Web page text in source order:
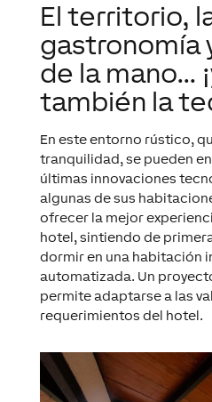
El territorio,
gastronomía
de la mano…
también la
En este entorno rústico,
tranquilidad, se pueden
últimas innovaciones
algunas de sus
ofrecer la mejor
hotel, sintiendo de
dormir en una habitación
automatizada. Un
permite adaptarse a las
requerimientos del hotel.